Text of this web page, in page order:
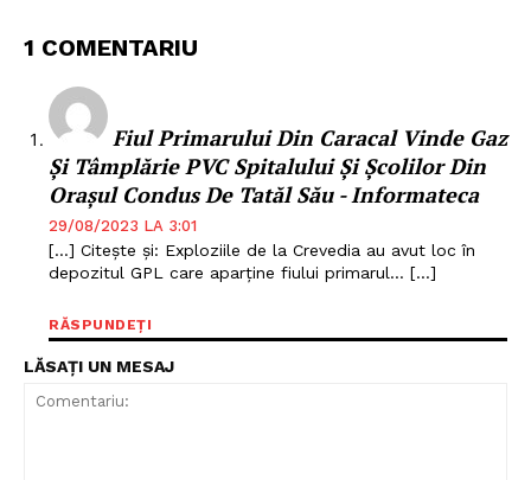
1 COMENTARIU
Fiul Primarului Din Caracal Vinde Gaz
Și Tâmplărie PVC Spitalului Și Școlilor Din
Orașul Condus De Tatăl Său - Informateca
29/08/2023 LA 3:01
[…] Citește și: Exploziile de la Crevedia au avut loc în
depozitul GPL care aparține fiului primarul… […]
RĂSPUNDEȚI
LĂSAȚI UN MESAJ